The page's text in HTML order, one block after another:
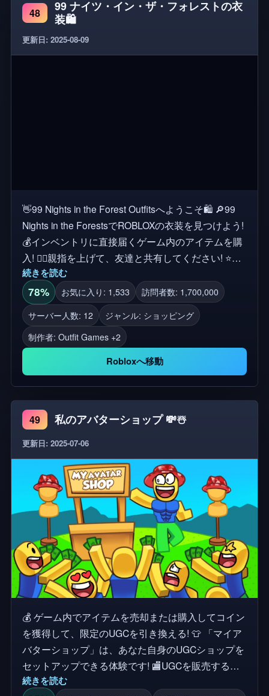
48
99 ナイツ・イン・ザ・フォレストの衣
装🛍️
更新日: 2025-08-09
👋99 Nights in the Forest Outfitsへようこそ🛍️ 🔎99
Nights in the ForestsでROBLOXの衣装を見つけよう!
💰インベントリに直接届くゲーム内のアイテムを購
入! 👍🏼親指を上げて、友達と共有してください! ⭐新
着情報!無料のプライベートサーバーでスムーズでラ
グフリーな経験をお楽しみください!🌟 🏷️ 99 Nights
in the Fores、99NITF、アバター、アバターの衣装
アイディア
続きを読む
78% お気に入り: 1,533
訪問者数: 1,700,000
サーバー人数: 12
ジャンル: ショッピング
制作者: Outfit Games +2
Robloxへ移動
49 私のアバターショップ 💸☃️
更新日: 2025-07-06
💰 ゲーム内でアイテムを売却または購入してコイン
を獲得して、限定のUGCを引き換える! 👕 「マイア
バターショップ」は、あなた自身のUGCショップを
セットアップできる体験です! 🏬UGCを販売するた
めのカスタムショップを作成 🎩UGCを表示する 💸
続きを読む